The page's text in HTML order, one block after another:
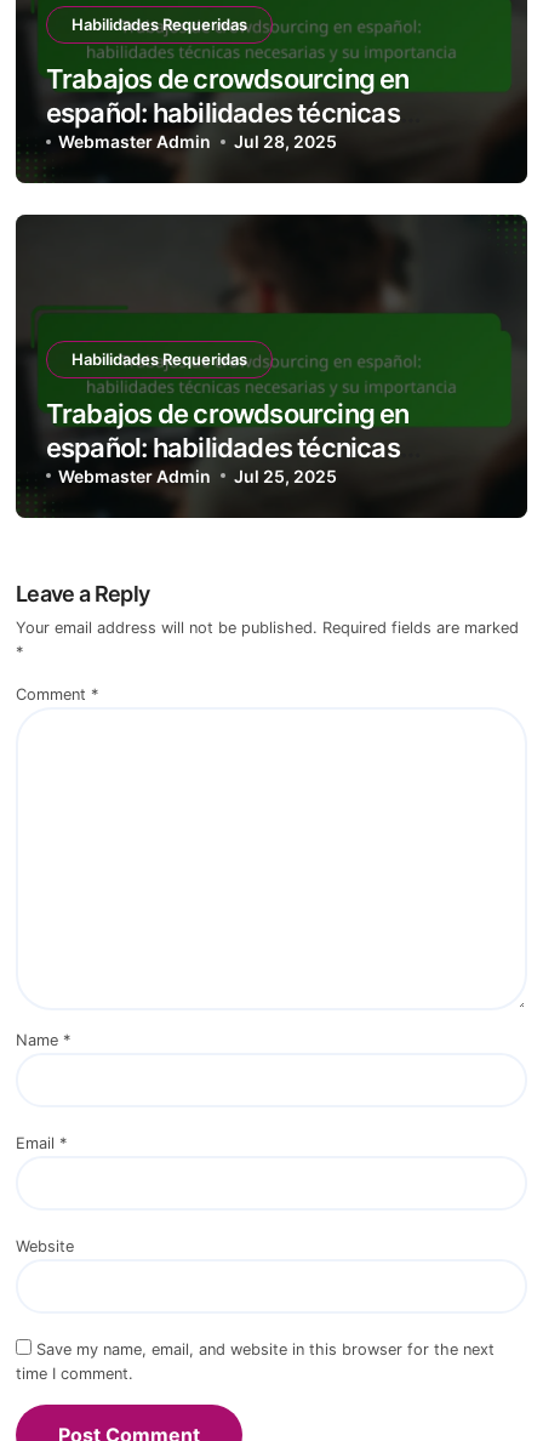
Habilidades Requeridas
Trabajos de crowdsourcing en
español: habilidades técnicas
necesarias y su importancia
Webmaster Admin Jul 28, 2025
Habilidades Requeridas
Trabajos de crowdsourcing en
español: habilidades técnicas
necesarias y su importancia
Webmaster Admin Jul 25, 2025
Leave a Reply
Your email address will not be published. Required fields are marked
*
Comment *
Name *
Email *
Website
Save my name, email, and website in this browser for the next
time I comment.